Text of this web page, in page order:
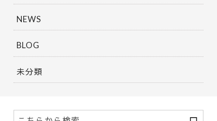
NEWS
BLOG
未分類